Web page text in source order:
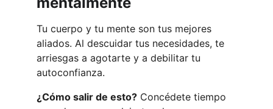
Tu cuerpo y tu mente son tus mejores
aliados. Al descuidar tus necesidades, te
arriesgas a agotarte y a debilitar tu
autoconfianza.
¿Cómo salir de esto? Concédete tiempo